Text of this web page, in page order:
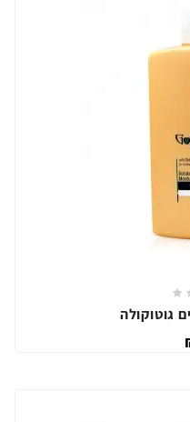
גוטוקולה